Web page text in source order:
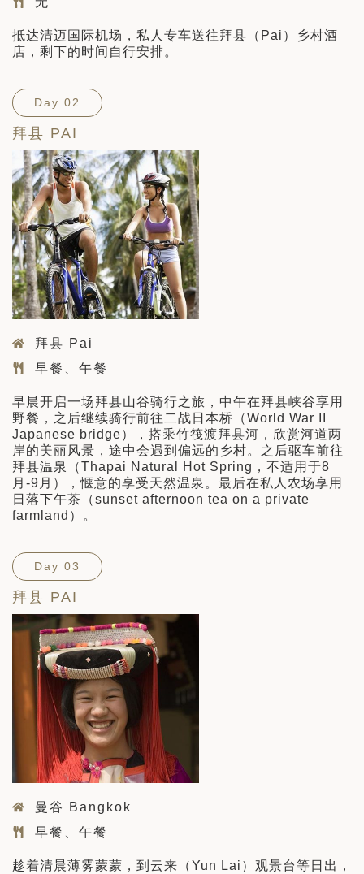
抵达清迈国际机场，私人专车送往拜县（Pai）乡村酒
店，剩下的时间自行安排。
Day 02
拜县 PAI
拜县 Pai
早餐、午餐
早晨开启一场拜县山谷骑行之旅，中午在拜县峡谷享用
野餐，之后继续骑行前往二战日本桥（World War II
Japanese bridge），搭乘竹筏渡拜县河，欣赏河道两
岸的美丽风景，途中会遇到偏远的乡村。之后驱车前往
拜县温泉（Thapai Natural Hot Spring，不适用于8
月-9月），惬意的享受天然温泉。最后在私人农场享用
日落下午茶（sunset afternoon tea on a private
farmland）。
Day 03
拜县 PAI
曼谷 Bangkok
早餐、午餐
趁着清晨薄雾蒙蒙，到云来（Yun Lai）观景台等日出，